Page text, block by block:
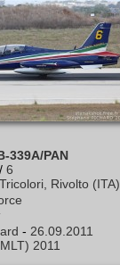
339A/PAN
/ 6
Rivolto (ITA)
- 26.09.2011
2011